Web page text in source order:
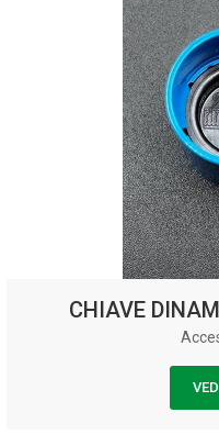
CHIAVE